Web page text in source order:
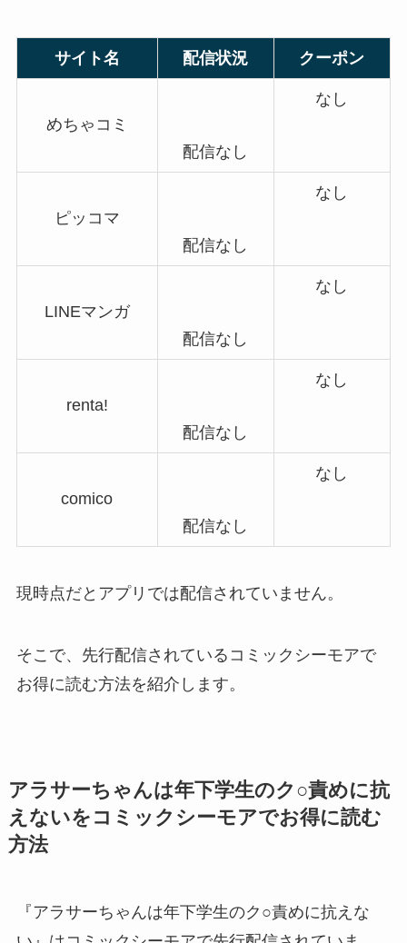
サイト名 配信状況 クーポン
めちゃコミ
配信なし
なし
ピッコマ
配信なし
なし
LINEマンガ
配信なし
なし
renta!
配信なし
なし
comico
配信なし
なし
現時点だとアプリでは配信されていません。
そこで、先行配信されているコミックシーモアで
お得に読む方法を紹介します。
アラサーちゃんは年下学生のク○責めに抗
えないをコミックシーモアでお得に読む
方法
『アラサーちゃんは年下学生のク○責めに抗えな